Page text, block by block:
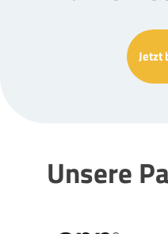
Jetzt
Unsere